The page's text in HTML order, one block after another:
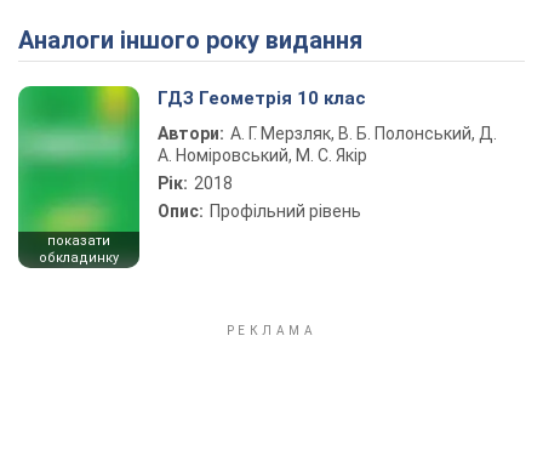
Аналоги іншого року видання
показати
обкладинку
ГДЗ Геометрія 10 клас
Автори: А. Г. Мерзляк, В. Б. Полонський, Д.
А. Номіровський, М. С. Якір
Рік: 2018
Опис: Профільний рівень